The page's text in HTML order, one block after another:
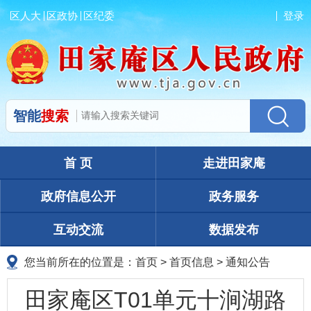
区人大 区政协 区纪委 登录
智能搜索
首 页 走进田家庵
政府信息公开 政务服务
互动交流 数据发布
您当前所在的位置是： 首页 > 首页信息 > 通知公告
田家庵区T01单元十涧湖路